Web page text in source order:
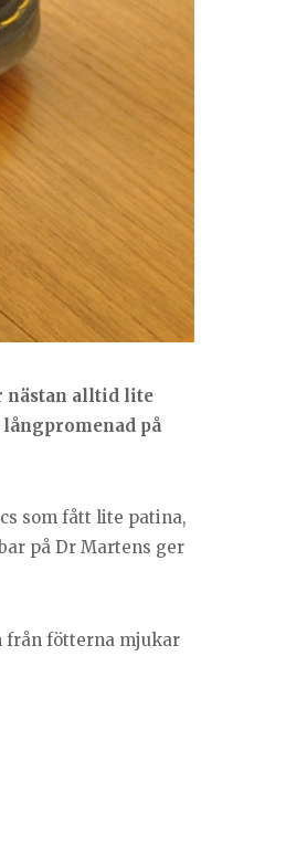
nästan alltid lite
på
som fått lite patina,
på Dr Martens ger
från fötterna mjukar